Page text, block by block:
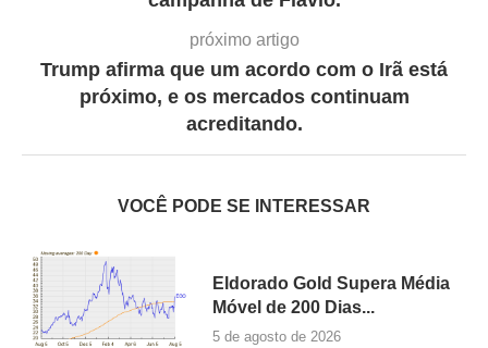
próximo artigo
Trump afirma que um acordo com o Irã está
próximo, e os mercados continuam
acreditando.
VOCÊ PODE SE INTERESSAR
Eldorado Gold Supera Média
Móvel de 200 Dias...
5 de agosto de 2026